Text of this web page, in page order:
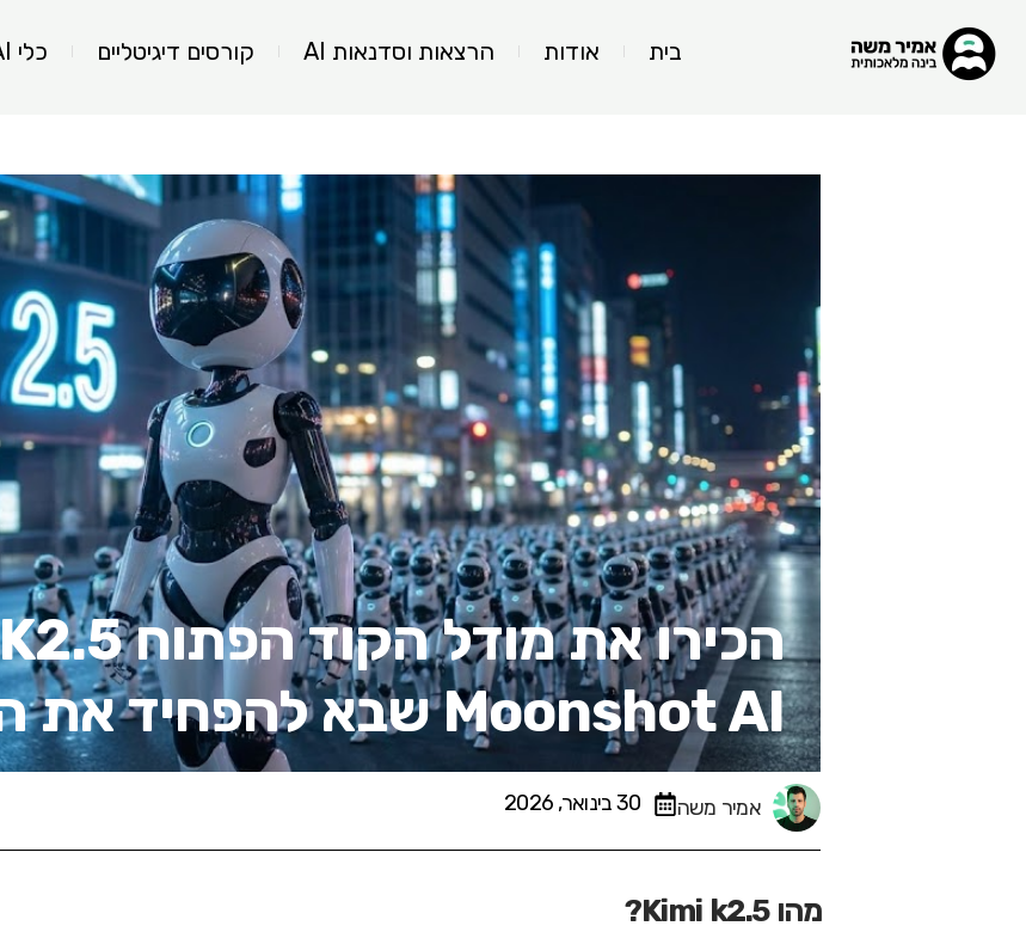
בית אודות הרצאות וסדנאות AI קורסים דיגיטליים כלי AI
Moonshot AI שבא להפחיד את הענקיות
אמיר משה 30 בינואר, 2026
מהו Kimi k2.5?